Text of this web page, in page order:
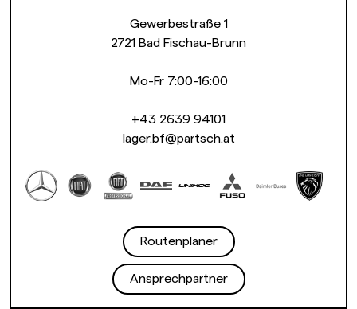
Gewerbestraße 1
2721 Bad Fischau-Brunn
Mo-Fr 7:00-16:00
+43 2639 94101
lager.bf@partsch.at
Routenplaner
Ansprechpartner